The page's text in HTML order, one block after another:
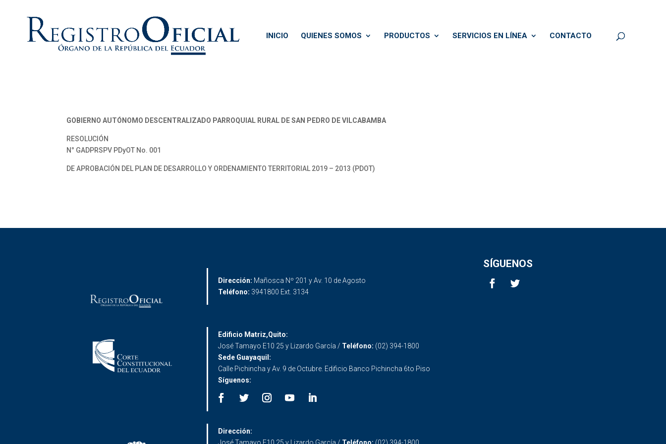
INICIO QUIENES SOMOS PRODUCTOS SERVICIOS EN LÍNEA CONTACTO
GOBIERNO AUTÓNOMO DESCENTRALIZADO PARROQUIAL RURAL DE SAN PEDRO DE VILCABAMBA
RESOLUCIÓN
N° GADPRSPV PDyOT No. 001
DE APROBACIÓN DEL PLAN DE DESARROLLO Y ORDENAMIENTO TERRITORIAL 2019 – 2013 (PDOT)
Dirección: Mañosca Nº 201 y Av. 10 de Agosto
Teléfono: 3941800 Ext. 3134
SÍGUENOS
Edificio Matriz,Quito:
José Tamayo E10 25 y Lizardo García / Teléfono: (02) 394-1800
Sede Guayaquil:
Calle Pichincha y Av. 9 de Octubre. Edificio Banco Pichincha 6to Piso
Síguenos:
Dirección: